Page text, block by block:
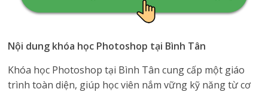
Nội dung khóa học Photoshop tại Bình Tân
Khóa học Photoshop tại Bình Tân cung cấp một giáo
trình toàn diện, giúp học viên nắm vững kỹ năng từ cơ